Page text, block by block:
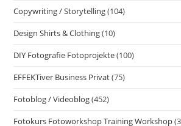
Copywriting / Storytelling(104)
Design Shirts & Clothing(10)
DIY Fotografie Fotoprojekte(100)
EFFEKTiver Business Privat(75)
Fotoblog / Videoblog(452)
Fotokurs Fotoworkshop Training Workshop